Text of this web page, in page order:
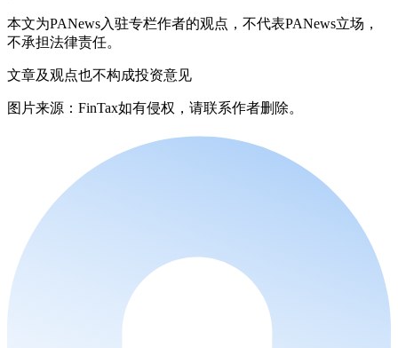
本文为PANews入驻专栏作者的观点，不代表PANews立场，
不承担法律责任。
文章及观点也不构成投资意见
图片来源：FinTax如有侵权，请联系作者删除。